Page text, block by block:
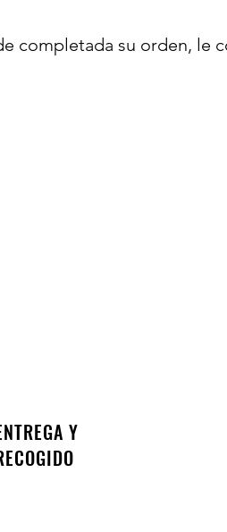
completada su orden, le
Y